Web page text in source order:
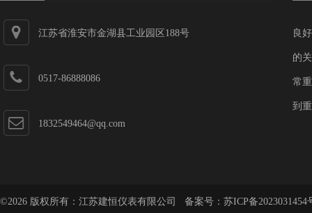
江苏省淮安市金湖县工业园区188号
0517-86888086
1832549464@qq.com
良
的
常
到
©2026 版权所有：江苏建恒仪表有限公司 备案号： 苏ICP备2023031454